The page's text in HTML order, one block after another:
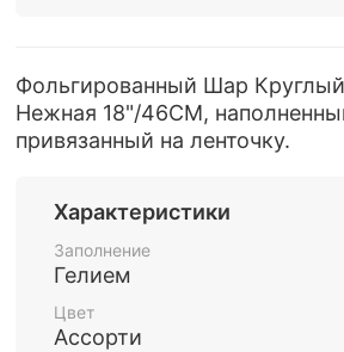
Фольгированный Шар
Нежная 18"/46СМ,
привязанный на ленточку.
Характеристики
Заполнение
Гелием
Цвет
Ассорти